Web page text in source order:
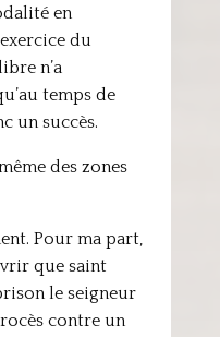
en
du
n’a
temps de
un succès.
des zones
Pour ma part,
que saint
le seigneur
contre un